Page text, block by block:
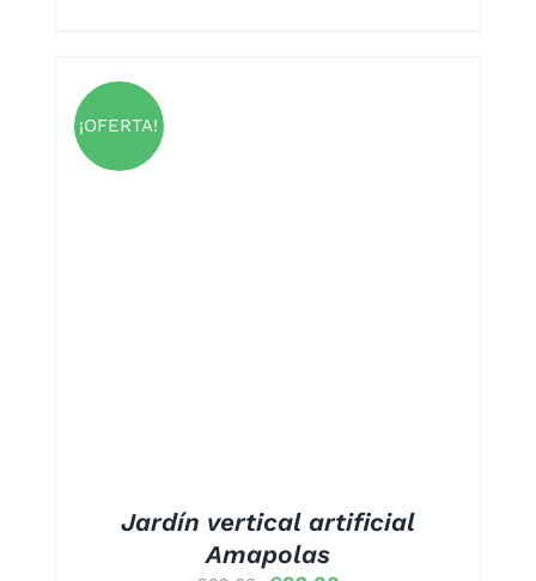
¡OFERTA!
Jardín vertical artificial
Amapolas